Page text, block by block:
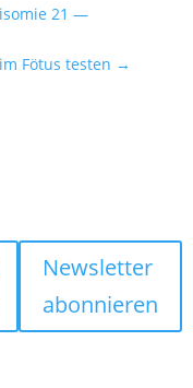
21 —
Fötus testen →
Newsletter
abonnieren